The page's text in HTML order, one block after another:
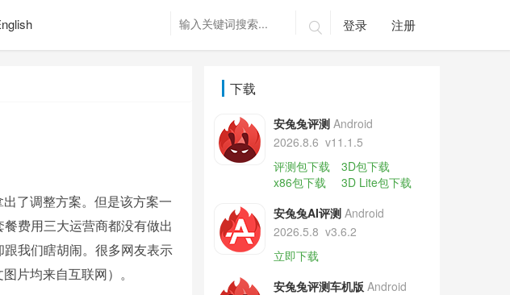
 登录 注册
了调整方案。但是该方案一
费用三大运营商都没有做出
我们瞎胡闹。很多网友表示
片均来自互联网）。
下载
安兔兔评测 Android
2026.8.6 v11.1.5
评测包下载
3D包下载
x86包下载
3D Lite包下载
安兔兔AI评测 Android
2026.5.8 v3.6.2
立即下载
安兔兔评测车机版 Android